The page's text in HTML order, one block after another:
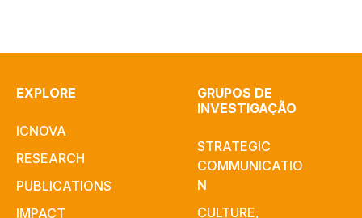
EXPLORE
ICNOVA
RESEARCH
PUBLICATIONS
IMPACT
GRUPOS DE
INVESTIGAÇÃO
STRATEGIC
COMMUNICATIO
N
CULTURE,